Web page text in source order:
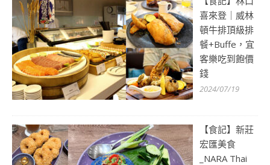
喜來登｜威林
頓牛排頂級排
餐+Buffe，宜
客樂吃到飽價
錢
2024/07/19
【食記】新莊
宏匯美食
_NARA Thai